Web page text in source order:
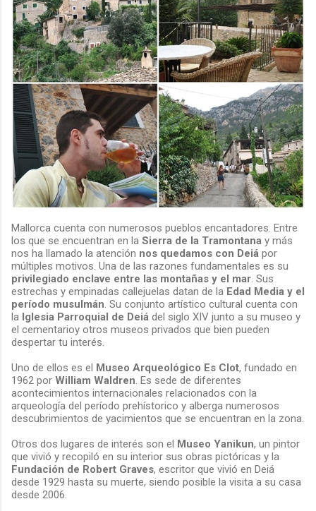
Mallorca cuenta con numerosos pueblos encantadores. Entre
los que se encuentran en la Sierra de la Tramontana y más
nos ha llamado la atención nos quedamos con Deiá por
múltiples motivos. Una de las razones fundamentales es su
privilegiado enclave entre las montañas y el mar. Sus
estrechas y empinadas callejuelas datan de la Edad Media y el
período musulmán. Su conjunto artístico cultural cuenta con
la Iglesia Parroquial de Deiá del siglo XIV junto a su museo y
el cementarioy otros museos privados que bien pueden
despertar tu interés.
Uno de ellos es el
Museo Arqueológico Es Clot, fundado en
1962 por William Waldren. Es sede de diferentes
acontecimientos internacionales relacionados con la
arqueología del período prehístorico y alberga numerosos
descubrimientos de yacimientos que se encuentran en la zona.
Otros dos lugares de interés son el
Museo Yanikun, un pintor
que vivió y recopiló en su interior sus obras pictóricas y la
Fundación de Robert Graves, escritor que vivió en Deiá
desde 1929 hasta su muerte, siendo posible la visita a su casa
desde 2006.